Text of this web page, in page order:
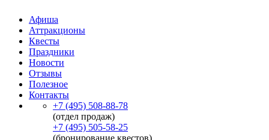
Афиша
Аттракционы
Квесты
Праздники
Новости
Отзывы
Полезное
Контакты
+7 (495) 508-88-78
(отдел продаж)
+7 (495) 505-58-25
(бронирование квестов)